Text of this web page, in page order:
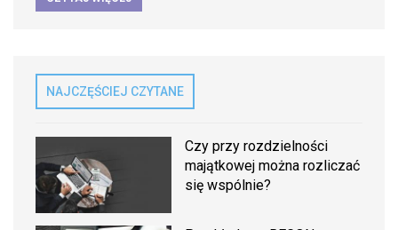
NAJCZĘŚCIEJ CZYTANE
Czy przy rozdzielności
majątkowej można rozliczać
się wspólnie?